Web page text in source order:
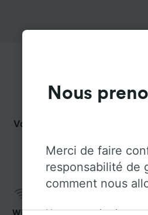
Vous pouvez voyager de
WiFi Climatisation
Nous
Merci de faire
responsabilité de
comment nous
Notre organisation et